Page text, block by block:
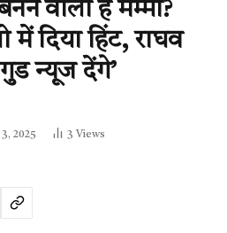
वाली हैं मम्मी?
में दिया हिंट, राघव
गुड न्यूज देंगे’
2025 3 Views